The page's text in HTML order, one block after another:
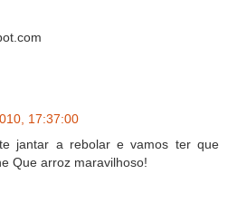
17:37:00
jantar a rebolar e vamos ter que
Que arroz maravilhoso!